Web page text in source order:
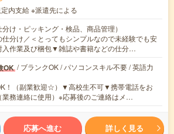
内支給 ※派遣先による
け・ピッキング・検品、商品管理）
仕分け／＜とってもシンプルなので未経験でも安
作業及び梱包▼雑誌や書籍などの仕分…
OK / ブランクOK / パソコンスキル不要 / 英語力
！（副業歓迎☆）▼高校生不可▼携帯電話をお
業務連絡に使用）※応募後のご連絡はメ…
応募へ進む 詳しく見る